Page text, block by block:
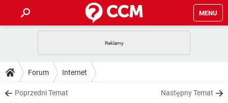
MENU
GRY
SPOTIFY
PORADY
PlayStation
DO POBRANIA
Forum Internet
Poprzedni Temat Następny Temat